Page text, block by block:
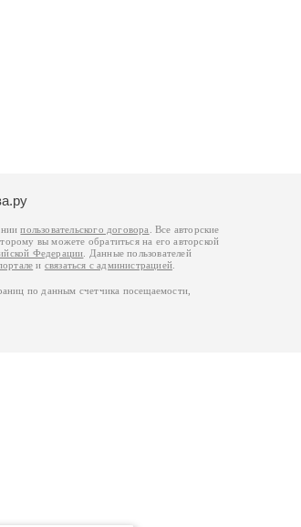
пользовательского договора
. Все авторские
вы можете обратиться на его авторской
Федерации . Данные пользователей
и связаться с администрацией
по данным счетчика посещаемости,